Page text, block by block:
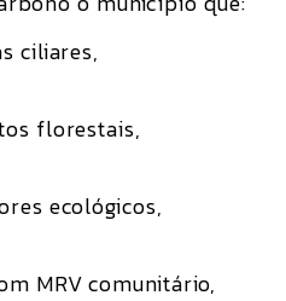
ciliares,
florestais,
ecológicos,
MRV comunitário,